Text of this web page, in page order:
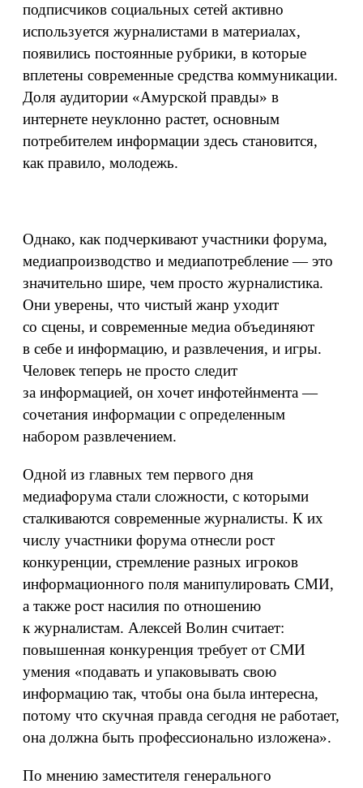
подписчиков социальных сетей активно
используется журналистами в материалах,
появились постоянные рубрики, в которые
вплетены современные средства коммуникации.
Доля аудитории «Амурской правды» в
интернете неуклонно растет, основным
потребителем информации здесь становится,
как правило, молодежь.
Однако, как подчеркивают участники форума,
медиапроизводство и медиапотребление — это
значительно шире, чем просто журналистика.
Они уверены, что чистый жанр уходит
со сцены, и современные медиа объединяют
в себе и информацию, и развлечения, и игры.
Человек теперь не просто следит
за информацией, он хочет инфотейнмента —
сочетания информации с определенным
набором развлечением.
Одной из главных тем первого дня
медиафорума стали сложности, с которыми
сталкиваются современные журналисты. К их
числу участники форума отнесли рост
конкуренции, стремление разных игроков
информационного поля манипулировать СМИ,
а также рост насилия по отношению
к журналистам. Алексей Волин считает:
повышенная конкуренция требует от СМИ
умения «подавать и упаковывать свою
информацию так, чтобы она была интересна,
потому что скучная правда сегодня не работает,
она должна быть профессионально изложена».
По мнению заместителя генерального